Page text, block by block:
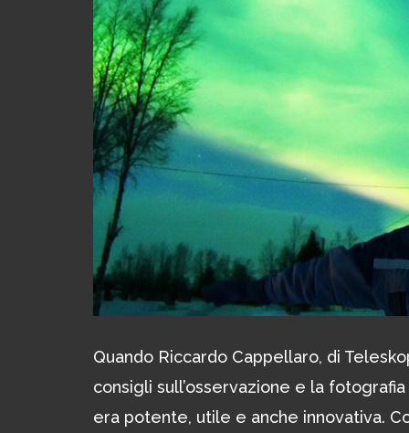
Quando Riccardo Cappellaro, di
consigli sull’osservazione e la
era potente, utile e anche innovativa.